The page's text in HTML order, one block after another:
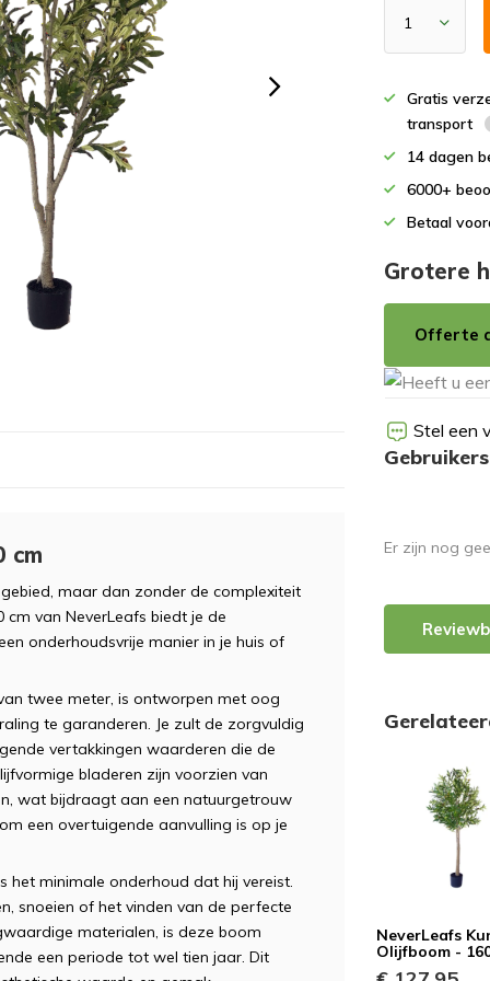
Gratis
transport
14 dagen
6000+
Betaal
Grotere
Offerte
Stel een
cm
maar dan zonder de complexiteit
van NeverLeafs biedt je de
onderhoudsvrije manier in je huis of
twee meter, is ontworpen met oog
te garanderen. Je zult de zorgvuldig
vertakkingen waarderen die de
bladeren zijn voorzien van
wat bijdraagt aan een natuurgetrouw
een overtuigende aanvulling is op je
het minimale onderhoud dat hij vereist.
snoeien of het vinden van de perfecte
materialen, is deze boom
een periode tot wel tien jaar. Dit
Er zijn nog
NeverLeafs
Olijfboom -